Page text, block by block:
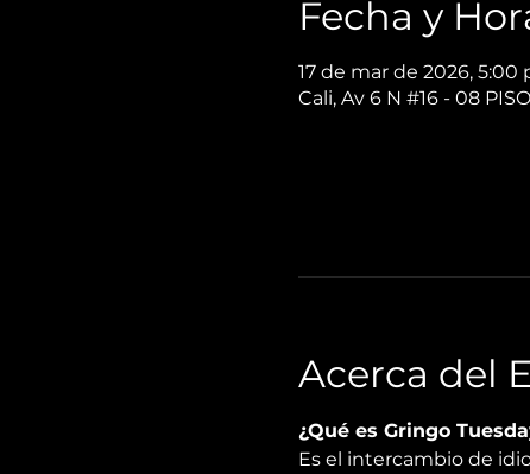
Fecha y
17 de mar de 2026, 5:00
Cali, Av 6 N #16 - 08
Acerca del
¿Qué es Gringo
Es el intercambio de